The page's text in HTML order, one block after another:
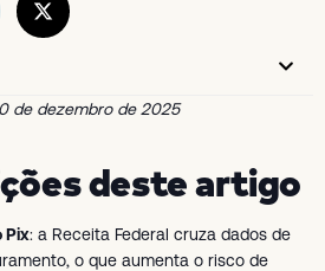
de dezembro de 2025
deste artigo
Pix: a Receita Federal cruza dados de
o que aumenta o risco de